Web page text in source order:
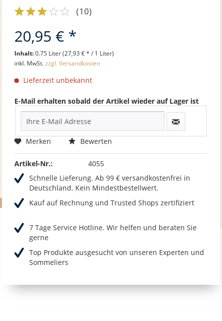
(10)
20,95 € *
Inhalt:0.75 Liter (27,93 € * / 1 Liter)
inkl. MwSt.zzgl. Versandkosten
Lieferzeit unbekannt
E-Mail erhalten sobald der Artikel wieder auf Lager ist
Merken Bewerten
Artikel-Nr.:
4055
Schnelle Lieferung. Ab 99 € versandkostenfrei in
Deutschland. Kein Mindestbestellwert.
Kauf auf Rechnung und Trusted Shops zertifiziert
7 Tage Service Hotline. Wir helfen und beraten Sie
gerne
Top Produkte ausgesucht von unseren Experten und
Sommeliers